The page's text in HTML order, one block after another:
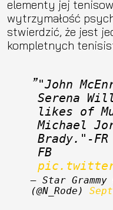
elementy jej
wytrzymałość
stwierdzić, że jest
kompletnych
"John
Serena
likes of
Michael
Brady."-
— Star Grammy
(@N_Rode)